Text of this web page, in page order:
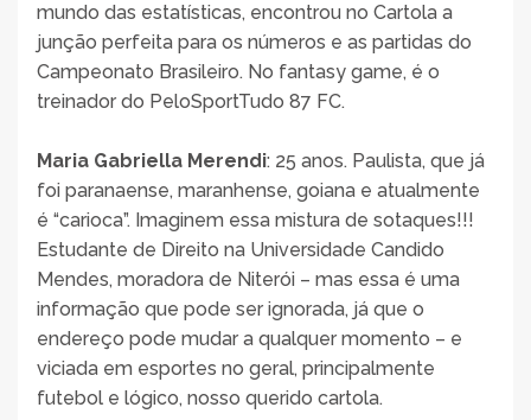
mundo das estatísticas, encontrou no Cartola a
junção perfeita para os números e as partidas do
Campeonato Brasileiro. No fantasy game, é o
treinador do PeloSportTudo 87 FC.
Maria Gabriella Merendi: 25 anos. Paulista, que já
foi paranaense, maranhense, goiana e atualmente
é “carioca”. Imaginem essa mistura de sotaques!!!
Estudante de Direito na Universidade Candido
Mendes, moradora de Niterói – mas essa é uma
informação que pode ser ignorada, já que o
endereço pode mudar a qualquer momento – e
viciada em esportes no geral, principalmente
futebol e lógico, nosso querido cartola.